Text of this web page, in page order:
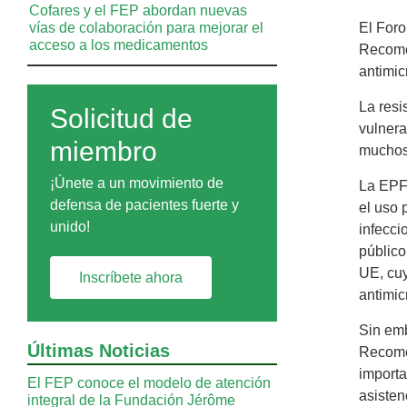
Cofares y el FEP abordan nuevas
vías de colaboración para mejorar el
acceso a los medicamentos
Solicitud de
miembro
¡Únete a un movimiento de
defensa de pacientes fuerte y
unido!
Inscríbete ahora
Últimas Noticias
El FEP conoce el modelo de atención
integral de la Fundación Jérôme
El
La
La
el uso
UE,
Sin